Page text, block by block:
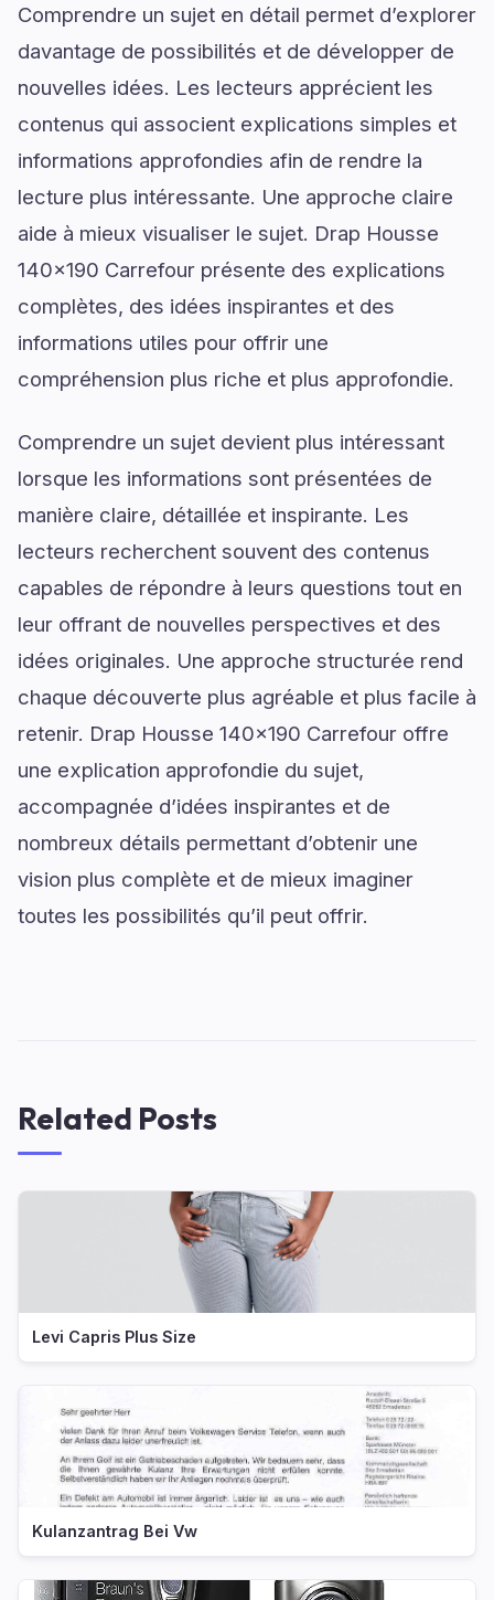
Comprendre un sujet en détail permet d’explorer
davantage de possibilités et de développer de
nouvelles idées. Les lecteurs apprécient les
contenus qui associent explications simples et
informations approfondies afin de rendre la
lecture plus intéressante. Une approche claire
aide à mieux visualiser le sujet. Drap Housse
140x190 Carrefour présente des explications
complètes, des idées inspirantes et des
informations utiles pour offrir une
compréhension plus riche et plus approfondie.
Comprendre un sujet devient plus intéressant
lorsque les informations sont présentées de
manière claire, détaillée et inspirante. Les
lecteurs recherchent souvent des contenus
capables de répondre à leurs questions tout en
leur offrant de nouvelles perspectives et des
idées originales. Une approche structurée rend
chaque découverte plus agréable et plus facile à
retenir. Drap Housse 140x190 Carrefour offre
une explication approfondie du sujet,
accompagnée d’idées inspirantes et de
nombreux détails permettant d’obtenir une
vision plus complète et de mieux imaginer
toutes les possibilités qu’il peut offrir.
Related Posts
Levi Capris Plus Size
Kulanzantrag Bei Vw